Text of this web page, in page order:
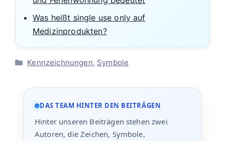
Was heißt single use only auf
Medizinprodukten?
Kategorien
Kennzeichnungen, Symbole
DAS TEAM HINTER DEN BEITRÄGEN
Hinter unseren Beiträgen stehen zwei
Autoren, die Zeichen, Symbole,